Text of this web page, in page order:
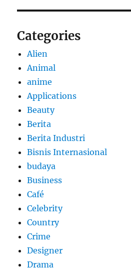
Categories
Alien
Animal
anime
Applications
Beauty
Berita
Berita Industri
Bisnis Internasional
budaya
Business
Café
Celebrity
Country
Crime
Designer
Drama